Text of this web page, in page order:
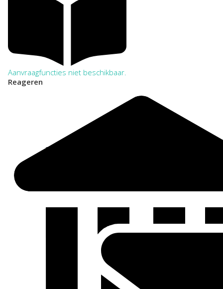
Aanvraagfuncties niet beschikbaar.
Reageren